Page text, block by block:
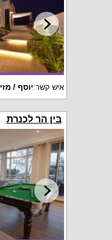
איש קשר:יוסף / מזי
בין הר לכנרת